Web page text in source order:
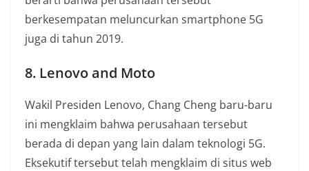
berkesempatan meluncurkan smartphone 5G
juga di tahun 2019.
8. Lenovo and Moto
Wakil Presiden Lenovo, Chang Cheng baru-baru
ini mengklaim bahwa perusahaan tersebut
berada di depan yang lain dalam teknologi 5G.
Eksekutif tersebut telah mengklaim di situs web